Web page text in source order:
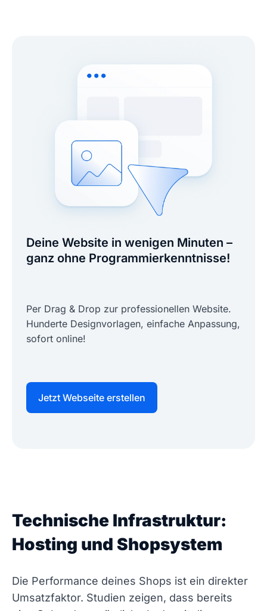
Deine Website in wenigen Minuten –
ganz ohne Programmierkenntnisse!
Per Drag & Drop zur professionellen Website.
Hunderte Designvorlagen, einfache Anpassung,
sofort online!
Jetzt Webseite erstellen
Technische Infrastruktur:
Hosting und Shopsystem
Die Performance deines Shops ist ein direkter
Umsatzfaktor. Studien zeigen, dass bereits